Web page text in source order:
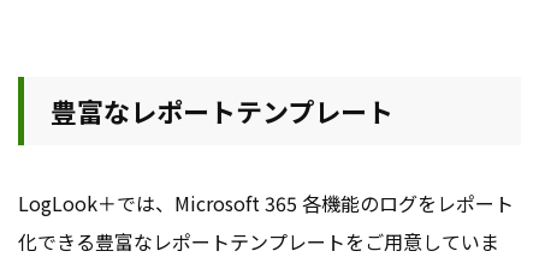
豊富なレポートテンプレート
LogLook＋では、Microsoft 365 各機能のログをレポート
化できる豊富なレポートテンプレートをご用意していま